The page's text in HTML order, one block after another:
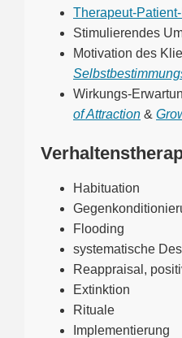
Therapeut-
Stimulierendes
Motivation des
Wirkungs-
of Attraction &
Habituation
Flooding
systematische
Reappraisal,
Extinktion
Rituale
Implementierung